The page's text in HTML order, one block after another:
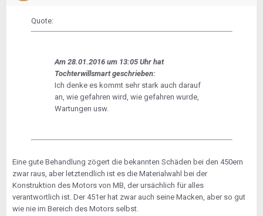
Quote:
Am 28.01.2016 um 13:05 Uhr hat
Tochterwillsmart geschrieben:
Ich denke es kommt sehr stark auch darauf
an, wie gefahren wird, wie gefahren wurde,
Wartungen usw.
Eine gute Behandlung zögert die bekannten Schäden bei den 450ern
zwar raus, aber letztendlich ist es die Materialwahl bei der
Konstruktion des Motors von MB, der ursächlich für alles
verantwortlich ist. Der 451er hat zwar auch seine Macken, aber so gut
wie nie im Bereich des Motors selbst.